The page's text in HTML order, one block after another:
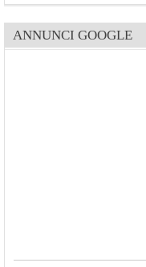
ANNUNCI GOOGLE